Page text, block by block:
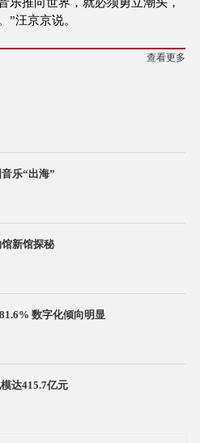
”汪京京说。
查看更多
乐“出海”
新馆探秘
数字化倾向明显
达415.7亿元